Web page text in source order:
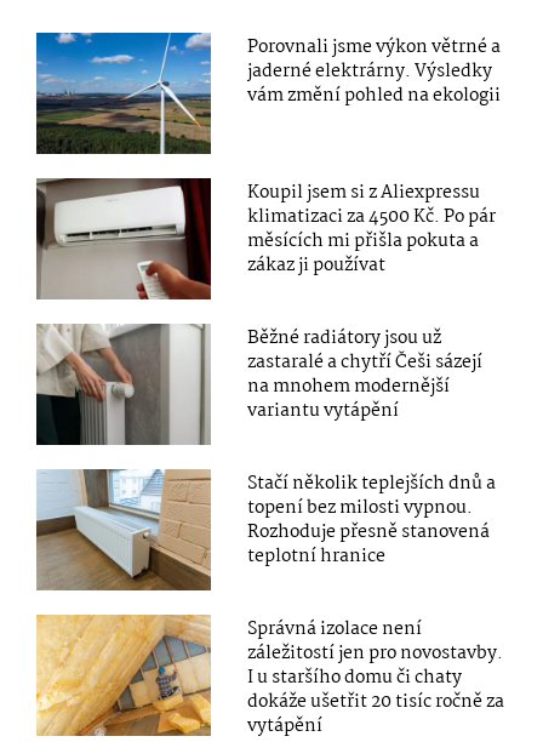
Porovnali jsme výkon větrné a
jaderné elektrárny. Výsledky
vám změní pohled na ekologii
Koupil jsem si z Aliexpressu
klimatizaci za 4500 Kč. Po pár
měsících mi přišla pokuta a
zákaz ji používat
Běžné radiátory jsou už
zastaralé a chytří Češi sázejí
na mnohem modernější
variantu vytápění
Stačí několik teplejších dnů a
topení bez milosti vypnou.
Rozhoduje přesně stanovená
teplotní hranice
Správná izolace není
záležitostí jen pro novostavby.
I u staršího domu či chaty
dokáže ušetřit 20 tisíc ročně za
vytápění